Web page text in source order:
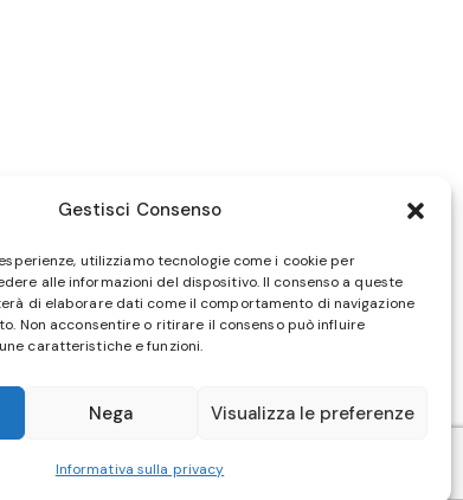
Gestisci Consenso
utilizziamo tecnologie come i cookie per
alle informazioni del dispositivo. Il consenso a queste
di elaborare dati come il comportamento di navigazione
Non acconsentire o ritirare il consenso può influire
caratteristiche e funzioni.
Nega Visualizza le preferenze
Informativa sulla privacy